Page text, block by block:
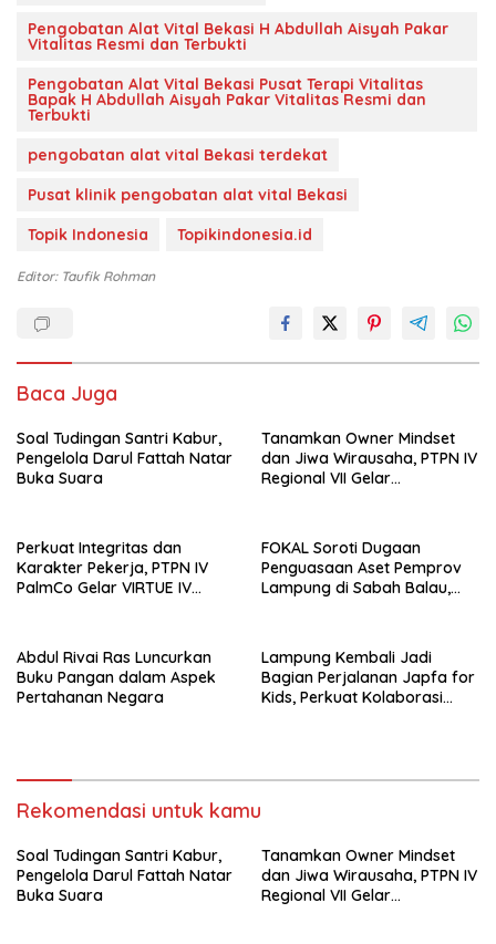
Pengobatan Alat Vital Bekasi H Abdullah Aisyah Pakar
Vitalitas Resmi dan Terbukti
Pengobatan Alat Vital Bekasi Pusat Terapi Vitalitas
Bapak H Abdullah Aisyah Pakar Vitalitas Resmi dan
Terbukti
pengobatan alat vital Bekasi terdekat
Pusat klinik pengobatan alat vital Bekasi
Topik Indonesia
Topikindonesia.id
Editor: Taufik Rohman
Baca Juga
Soal Tudingan Santri Kabur,
Pengelola Darul Fattah Natar
Buka Suara
Tanamkan Owner Mindset
dan Jiwa Wirausaha, PTPN IV
Regional VII Gelar
Bersama untuk Akselerasi
Kinerja
Perkuat Integritas dan
Karakter Pekerja, PTPN IV
PalmCo Gelar VIRTUE IV
FOKAL Soroti Dugaan
Penguasaan Aset Pemprov
Lampung di Sabah Balau,
Abdul Rivai Ras Luncurkan
Buku Pangan dalam Aspek
Pertahanan Negara
Lampung Kembali Jadi
Bagian Perjalanan Japfa for
Kids, Perkuat Kolaborasi
Rekomendasi untuk kamu
Soal Tudingan Santri Kabur,
Pengelola Darul Fattah Natar
Buka Suara
Tanamkan Owner Mindset
dan Jiwa Wirausaha, PTPN IV
Regional VII Gelar